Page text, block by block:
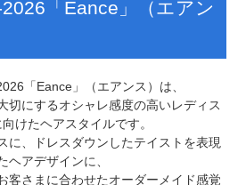
「Eance」（エアン
「Eance」（エアンス）は、
切にするオシャレ感度の高いレディス
けたヘアスタイルです。
に、ドレスダウンしたテイストを表現
ヘアデザインに、
客さまに合わせたオーダーメイド感覚